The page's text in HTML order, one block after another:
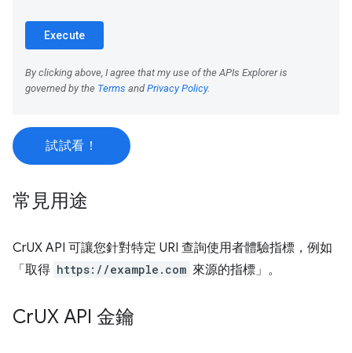
試試看！
常見用途
CrUX API 可讓您針對特定 URI 查詢使用者體驗指標，例如
「取得 https://example.com 來源的指標」。
CrUX API 金鑰